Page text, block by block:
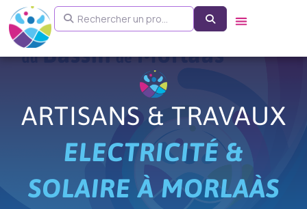
Aller
au
contenu
Rechercher un pro... Search
ARTISANS & TRAVAUX
ELECTRICITÉ &
SOLAIRE À MORLAÀS